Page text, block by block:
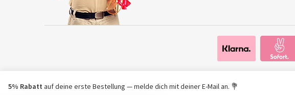
5% Rabatt auf deine erste Bestellung — melde dich mit deiner E-Mail an. 💐